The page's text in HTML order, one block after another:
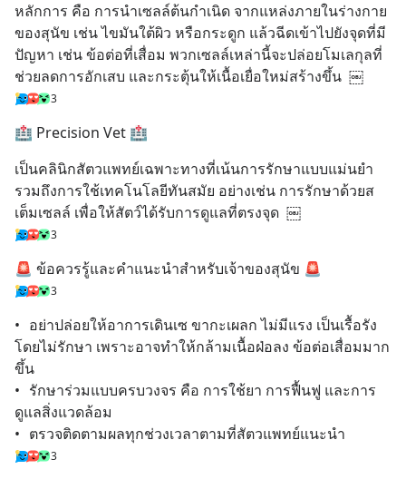
หลักการ คือ การนำเซลล์ต้นกำเนิด จากแหล่งภายในร่างกาย
ของสุนัข เช่น ไขมันใต้ผิว หรือกระดูก แล้วฉีดเข้าไปยังจุดที่มี
ปัญหา เช่น ข้อต่อที่เสื่อม พวกเซลล์เหล่านี้จะปล่อยโมเลกุลที่
ช่วยลดการอักเสบ และกระตุ้นให้เนื้อเยื่อใหม่สร้างขึ้น  ￼
3
🏥 Precision Vet 🏥
เป็นคลินิกสัตวแพทย์เฉพาะทางที่เน้นการรักษาแบบแม่นยำ
รวมถึงการใช้เทคโนโลยีทันสมัย อย่างเช่น การรักษาด้วยส
เต็มเซลล์ เพื่อให้สัตว์ได้รับการดูแลที่ตรงจุด  ￼
3
🚨 ข้อควรรู้และคำแนะนำสำหรับเจ้าของสุนัข 🚨
3
•	อย่าปล่อยให้อาการเดินเซ ขากะเผลก ไม่มีแรง เป็นเรื้อรัง
โดยไม่รักษา เพราะอาจทำให้กล้ามเนื้อฝ่อลง ข้อต่อเสื่อมมาก
ขึ้น
•	รักษาร่วมแบบครบวงจร คือ การใช้ยา การฟื้นฟู และการ
ดูแลสิ่งแวดล้อม
•	ตรวจติดตามผลทุกช่วงเวลาตามที่สัตวแพทย์แนะนำ
3